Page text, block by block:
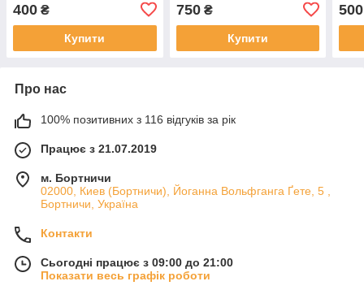
400 ₴
Купити
750₴
Купити
500
Про нас
100% позитивних з 116 відгуків за рік
Працює з 21.07.2019
м. Бортничи
02000, Киев (Бортничи), Йоганна Вольфганга Ґете, 5 ,
Бортничи, Україна
Контакти
Сьогодні працює з 09:00 до 21:00
Показати весь графік роботи